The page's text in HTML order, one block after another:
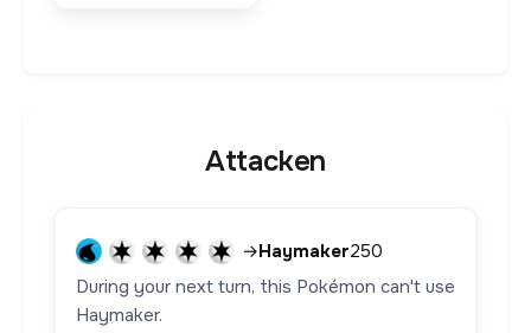
Attacken
→Haymaker250
During your next turn, this Pokémon can't use
Haymaker.